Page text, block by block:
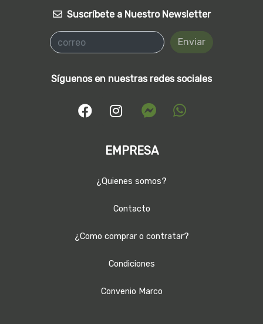
Suscríbete a Nuestro Newsletter
Enviar
Síguenos en nuestras redes sociales
EMPRESA
¿Quienes somos?
Contacto
¿Como comprar o contratar?
Condiciones
Convenio Marco